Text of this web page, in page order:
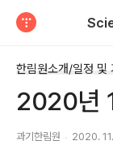
한림원소개/일정 및
2020년
과기한림원 2020.